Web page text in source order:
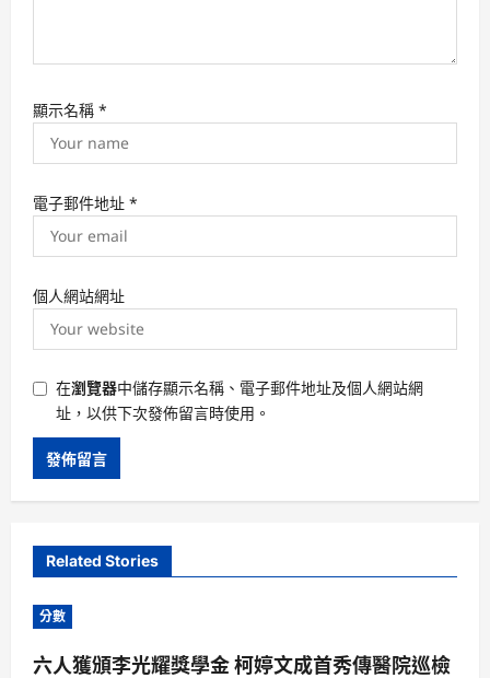
顯示名稱 *
電子郵件地址 *
個人網站網址
在瀏覽器中儲存顯示名稱、電子郵件地址及個人網站網
址，以供下次發佈留言時使用。
Related Stories
分數
六人獲頒李光耀獎學金 柯婷文成首秀傳醫院巡檢